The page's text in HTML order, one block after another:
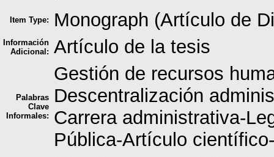
Item Type: Monograph (Artículo de
Información
Adicional: Artículo de la tesis
Palabras
Clave
Informales:
Gestión de recursos
Descentralización
Carrera administrativa-
Pública-Artículo